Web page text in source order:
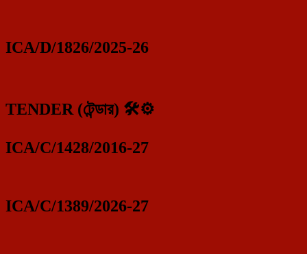
ICA/D/1826/2025-26
TENDER (টেন্ডার) 🛠️⚙️
ICA/C/1428/2016-27
ICA/C/1389/2026-27